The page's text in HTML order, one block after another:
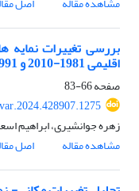
بررسی تغییرات نمایه
اقلیمی 1981-2010 و 1991-2020
صفحه66-83
زهره جوانشیری، ابراهیم
مشاهده مقاله
اصل